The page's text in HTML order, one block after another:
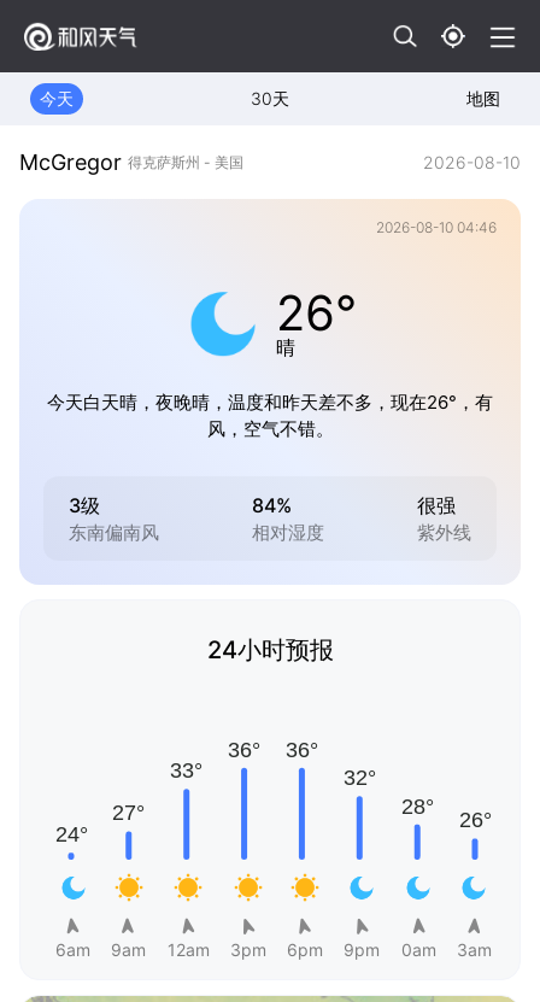
今天 30天 地图
McGregor 得克萨斯州 - 美国 2026-08-10
2026-08-10 04:46
26°
晴
今天白天晴，夜晚晴，温度和昨天差不多，现在26°，有
风，空气不错。
3级
东南偏南风
84%
相对湿度
很强
紫外线
24小时预报
6am 9am 12am 3pm 6pm 9pm 0am 3am